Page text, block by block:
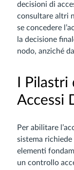
decisioni di
consultare altri
se concedere
la decisione
nodo, anziché
I
Accessi
Per abilitare
sistema
elementi
un controllo